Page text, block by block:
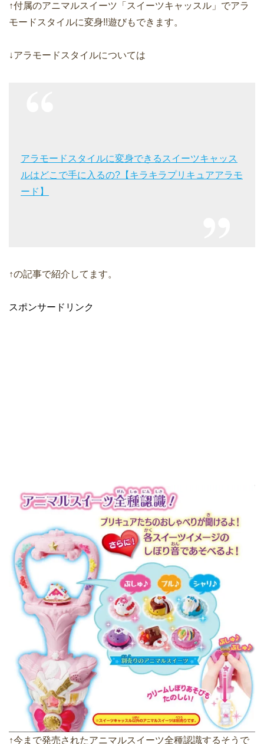
↑付属のアニマルスイーツ「スイーツキャッスル」でアラ
モードスタイルに変身!!遊びもできます。
↓アラモードスタイルについては
アラモードスタイルに変身できるスイーツキャッス
ルはどこで手に入るの?【キラキラプリキュアアラモ
ード】
↑の記事で紹介してます。
スポンサードリンク
↑今まで発売されたアニマルスイーツ全種認識するそうで